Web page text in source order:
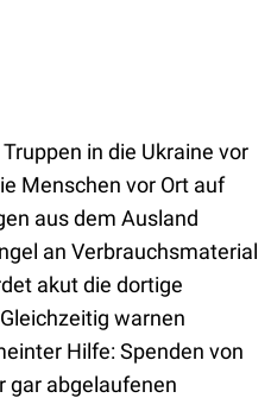
in die Ukraine vor
Menschen vor Ort auf
aus dem Ausland
an Verbrauchsmaterial
akut die dortige
warnen
Hilfe: Spenden von
gar abgelaufenen